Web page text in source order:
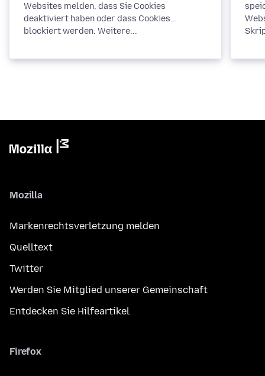
Websites melden, dass Sie Cookies
deaktiviert haben oder dass Cookies
blockiert werden. Weitere...
Mozilla
Markenrechtsverletzung melden
Quelltext
Twitter
Werden Sie Mitglied unserer Gemeinschaft
Entdecken Sie Hilfeartikel
Firefox